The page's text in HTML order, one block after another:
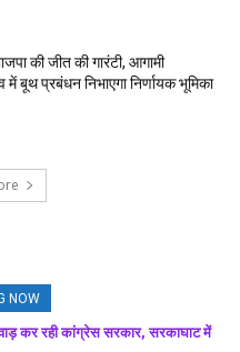
की जीत की गारंटी, आगामी
में बूथ प्रबंधन निभाएगा निर्णायक भूमिका